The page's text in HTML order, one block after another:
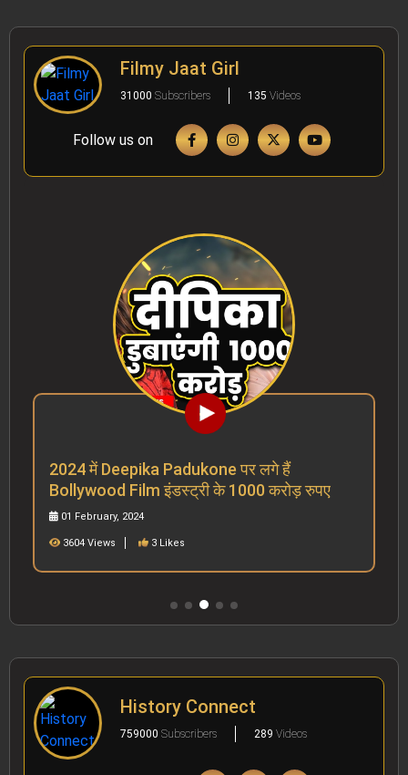
Filmy Jaat Girl
31000 Subscribers 135 Videos
Follow us on
2024 में Deepika Padukone पर लगे हैं
Bollywood Film इंडस्ट्री के 1000 करोड़ रुपए
01 February, 2024
3604 Views 3 Likes
History Connect
759000 Subscribers 289 Videos